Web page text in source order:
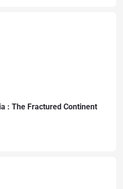
: The Fractured Continent